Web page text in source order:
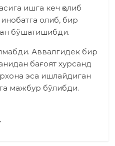
ишга кеч қолиб
олиб, бир
бўшатишибди.
Аввалгидек бир
бағоят хурсанд
эса ишлайдиган
мажбур бўлибди.